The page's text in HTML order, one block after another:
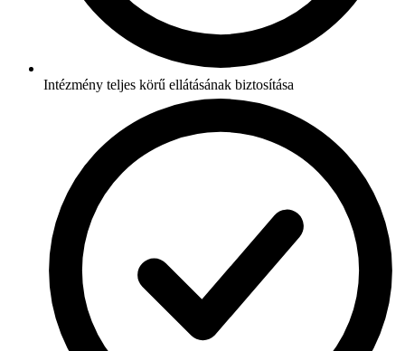
Intézmény teljes körű ellátásának biztosítása